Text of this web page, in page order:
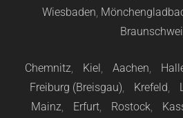
Wiesbaden,
Chemnitz, Kiel, Aachen,
Freiburg (Breisgau), Krefeld,
Mainz, Erfurt, Rostock,